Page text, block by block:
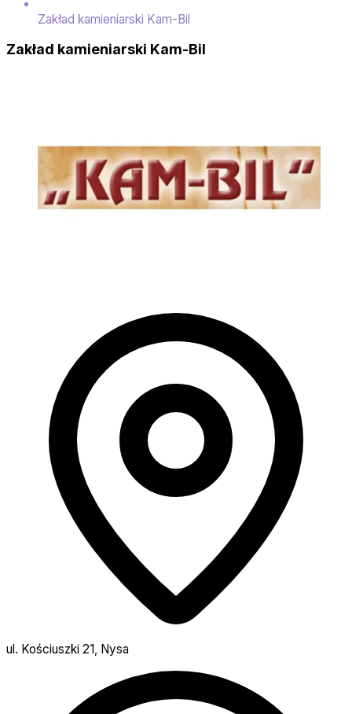
Zakład kamieniarski Kam-Bil
Zakład kamieniarski Kam-Bil
ul. Kościuszki 21, Nysa